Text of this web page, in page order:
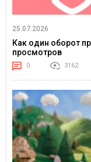
25.07.2026
Как один оборот
просмотров
0 3162